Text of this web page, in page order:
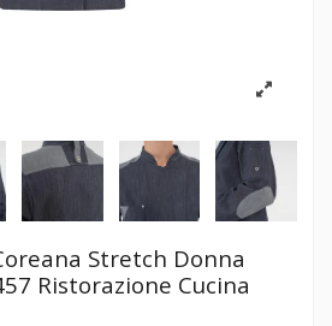
Stretch Donna
Ristorazione Cucina